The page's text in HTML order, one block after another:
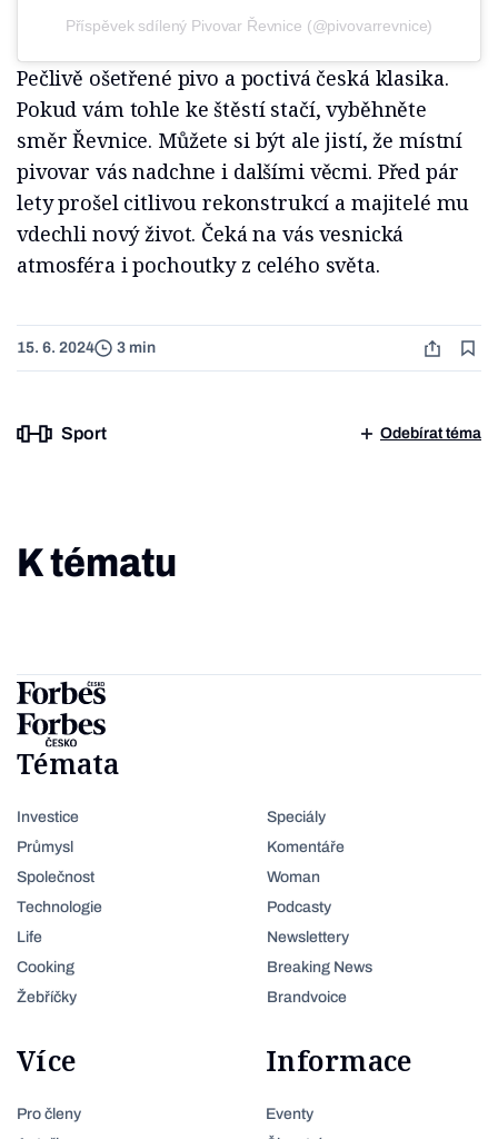
Příspěvek sdílený Pivovar Řevnice (@pivovarrevnice)
Pečlivě ošetřené pivo a poctivá česká klasika.
Pokud vám tohle ke štěstí stačí, vyběhněte
směr Řevnice. Můžete si být ale jistí, že místní
pivovar vás nadchne i dalšími věcmi. Před pár
lety prošel citlivou rekonstrukcí a majitelé mu
vdechli nový život. Čeká na vás vesnická
atmosféra i pochoutky z celého světa.
15. 6. 2024 3 min
Sport Odebírat téma
K tématu
Témata
Investice
Průmysl
Společnost
Technologie
Life
Cooking
Žebříčky
Speciály
Komentáře
Woman
Podcasty
Newslettery
Breaking News
Brandvoice
Více
Pro členy
Informace
Eventy